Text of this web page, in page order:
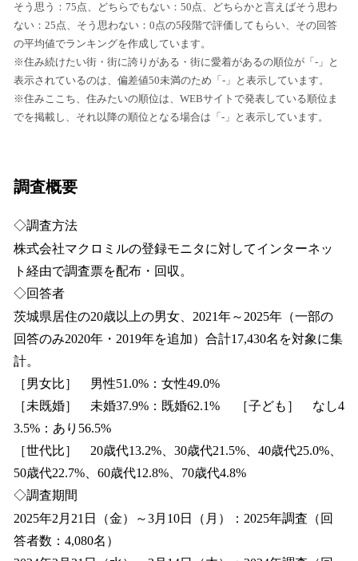
そう思う：75点、どちらでもない：50点、どちらかと言えばそう思わ
ない：25点、そう思わない：0点の5段階で評価してもらい、その回答
の平均値でランキングを作成しています。
※住み続けたい街・街に誇りがある・街に愛着があるの順位が「-」と
表示されているのは、偏差値50未満のため「-」と表示しています。
※住みここち、住みたいの順位は、WEBサイトで発表している順位ま
でを掲載し、それ以降の順位となる場合は「-」と表示しています。
調査概要
◇調査方法
株式会社マクロミルの登録モニタに対してインターネッ
ト経由で調査票を配布・回収。
◇回答者
茨城県居住の20歳以上の男女、2021年～2025年（一部の
回答のみ2020年・2019年を追加）合計17,430名を対象に集
計。
［男女比］ 男性51.0%：女性49.0%
［未既婚］ 未婚37.9%：既婚62.1% ［子ども］ なし4
3.5%：あり56.5%
［世代比］ 20歳代13.2%、30歳代21.5%、40歳代25.0%、
50歳代22.7%、60歳代12.8%、70歳代4.8%
◇調査期間
2025年2月21日（金）～3月10日（月）：2025年調査（回
答者数：4,080名）